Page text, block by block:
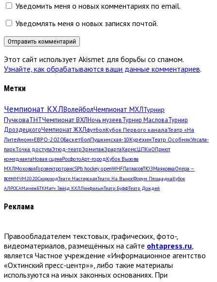
Уведомить меня о новых комментариях по email.
Уведомлять меня о новых записях почтой.
Этот сайт использует Akismet для борьбы со спамом.
Узнайте, как обрабатываются ваши данные комментариев.
Метки
Чемпионат КХЛВолейболЧемпионат МХЛТурнир
ПучковаТНТЧемпионат ВХЛНочь музеевТурнир МасловаТурнир
ДроздецкогоЧемпионат ЖХЛфутболКубок Первого каналаТеатр «На
Литейном»ЕВРО-2020БаскетболПушкинская-10КурёхинТеатр ОсобнякУпсала-
паркТочка доступаЭтюд-театрЭрмитажЭрартаХармсЦПКиОПриют
комедиантаНовая сценаРосфотоАрт-город Кубок Вызова
МХЛМоховаяГорэлектротрансSPb hockey openWHFПатласовТЮЗМаяковкаОпера —
всемМЧМ2020СкороходТеатр МастерскаяТеатр. На ВыносФорум ПлощадкаКубок
АЛРОСАМанежБТКМатч Звёзд КХЛЛенфильмТеатр БуффТеатр Дождей
Реклама
Правообладателем текстовых, графических, фото-,
видеоматериалов, размещённых на сайте ohtapress.ru,
является Частное учреждение «Информационное агентство
«Охтинский пресс-центр»», либо такие материалы
используются на иных законных основаниях. При